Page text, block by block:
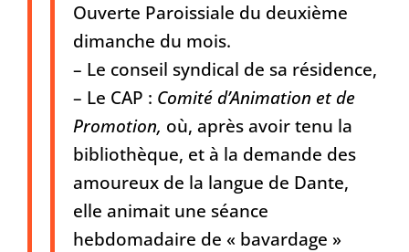
Ouverte Paroissiale du deuxième
dimanche du mois.
– Le conseil syndical de sa résidence,
– Le CAP : Comité d’Animation et de
Promotion, où, après avoir tenu la
bibliothèque, et à la demande des
amoureux de la langue de Dante,
elle animait une séance
hebdomadaire de « bavardage »